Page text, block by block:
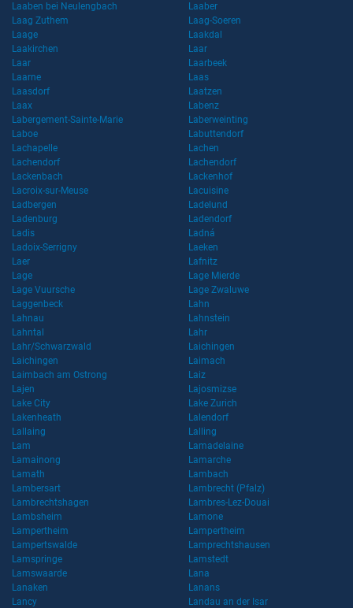
Laaben bei Neulengbach
Laaber
Laag Zuthem
Laag-Soeren
Laage
Laakdal
Laakirchen
Laar
Laar
Laarbeek
Laarne
Laas
Laasdorf
Laatzen
Laax
Labenz
Labergement-Sainte-Marie
Laberweinting
Laboe
Labuttendorf
Lachapelle
Lachen
Lachendorf
Lachendorf
Lackenbach
Lackenhof
Lacroix-sur-Meuse
Lacuisine
Ladbergen
Ladelund
Ladenburg
Ladendorf
Ladis
Ladná
Ladoix-Serrigny
Laeken
Laer
Lafnitz
Lage
Lage Mierde
Lage Vuursche
Lage Zwaluwe
Laggenbeck
Lahn
Lahnau
Lahnstein
Lahntal
Lahr
Lahr/Schwarzwald
Laichingen
Laichingen
Laimach
Laimbach am Ostrong
Laiz
Lajen
Lajosmizse
Lake City
Lake Zurich
Lakenheath
Lalendorf
Lallaing
Lalling
Lam
Lamadelaine
Lamainong
Lamarche
Lamath
Lambach
Lambersart
Lambrecht (Pfalz)
Lambrechtshagen
Lambres-Lez-Douai
Lambsheim
Lamone
Lampertheim
Lampertheim
Lampertswalde
Lamprechtshausen
Lamspringe
Lamstedt
Lamswaarde
Lana
Lanaken
Lanans
Lancy
Landau an der Isar